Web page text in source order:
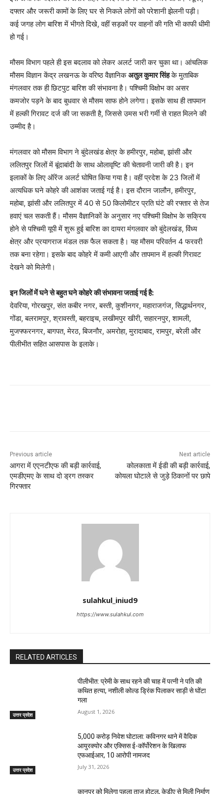
दफ्तर और जरूरी कामों के लिए घर से निकले लोगों को परेशानी झेलनी पड़ी।
कई जगह लोग बारिश में भीगते दिखे, वहीं सड़कों पर वाहनों की गति भी काफी धीमी
हो गई।
मौसम विभाग पहले ही इस बदलाव को लेकर अलर्ट जारी कर चुका था। आंचलिक
मौसम विज्ञान केंद्र लखनऊ के वरिष्ठ वैज्ञानिकअतुल कुमार सिंहके मुताबिक
मंगलवार तक ही छिटपुट बारिश की संभावना है। पश्चिमी विक्षोभ का असर
कमजोर पड़ने के बाद बुधवार से मौसम साफ होने लगेगा। इसके साथ ही तापमान
में हल्की गिरावट दर्ज की जा सकती है, जिससे उमस भरी गर्मी से राहत मिलने की
उम्मीद है।
मंगलवार को मौसम विभाग ने बुंदेलखंड क्षेत्र के हमीरपुर, महोबा, झांसी और
ललितपुर जिलों में बूंदाबांदी के साथ ओलावृष्टि की चेतावनी जारी की है। इन
इलाकों के लिए ऑरेंज अलर्ट घोषित किया गया है। वहीं प्रदेश के 23 जिलों में
अत्यधिक घने कोहरे की आशंका जताई गई है। इस दौरान जालौन, हमीरपुर,
महोबा, झांसी और ललितपुर में 40 से 50 किलोमीटर प्रति घंटे की रफ्तार से तेज
हवाएं चल सकती हैं। मौसम वैज्ञानिकों के अनुसार नए पश्चिमी विक्षोभ के सक्रिय
होने से पश्चिमी यूपी में शुरू हुई बारिश का दायरा मंगलवार को बुंदेलखंड, विंध्य
क्षेत्र और प्रयागराज मंडल तक फैल सकता है। यह मौसम परिवर्तन 4 फरवरी
तक बना रहेगा। इसके बाद कोहरे में कमी आएगी और तापमान में हल्की गिरावट
देखने को मिलेगी।
इन जिलों में घने से बहुत घने कोहरे की संभावना जताई गई है:
देवरिया, गोरखपुर, संत कबीर नगर, बस्ती, कुशीनगर, महाराजगंज, सिद्धार्थनगर,
गोंडा, बलरामपुर, श्रावस्ती, बहराइच, लखीमपुर खीरी, सहारनपुर, शामली,
मुजफ्फरनगर, बागपत, मेरठ, बिजनौर, अमरोहा, मुरादाबाद, रामपुर, बरेली और
पीलीभीत सहित आसपास के इलाके।
Previous article
आगरा में एएनटीएफ की बड़ी कार्रवाई,
एमडीएमए के साथ दो ड्रग तस्कर
गिरफ्तार
Next article
कोलकाता में ईडी की बड़ी कार्रवाई,
कोयला घोटाले से जुड़े ठिकानों पर छापे
sulahkul_iniud9
https://www.sulahkul.com
RELATED ARTICLES
उत्तर प्रदेश
पीलीभीत: प्रेमी के साथ रहने की चाह में पत्नी ने पति की
कथित हत्या, नशीली कोल्ड ड्रिंक पिलाकर साड़ी से घोंटा
गला
August 1, 2026
उत्तर प्रदेश
₹5,000 करोड़ निवेश घोटाला: कविनगर थाने में वैदिक
आयुरक्योर और एक्सिस ई-कॉर्पोरेशन के खिलाफ
एफआईआर, 10 आरोपी नामजद
July 31, 2026
कानपुर को मिलेगा पहला ताज होटल, केडीए से मिली निर्माण